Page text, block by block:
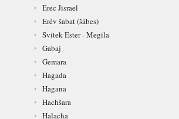
Erec Jisrael
Erév šabat (šábes)
Svitek Ester - Megila
Gabaj
Gemara
Hagada
Hagana
Hachšara
Halacha